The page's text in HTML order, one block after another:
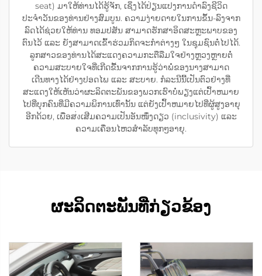
seat) ມາໃຫ້ທ່ານໄດ້ຮູ້ຈັກ, ເຊິ່ງໄດ້ປ່ຽນແປງການດຳລົງຊີວິດ
ປະຈຳວັນຂອງທ່ານຢ່າງສົມບູນ. ຄວາມງ່າຍດາຍໃນການຂຶ້ນ-ລົງຈາກ
ລົດໄດ້ຊ່ວຍໃຫ້ທ່ານ ທອມປສັນ ສາມາດຮັກສາອິດສະຫຼະພາບຂອງ
ຕົນໄວ້ ແລະ ຍັງສາມາດເຂົ້າຮ່ວມກິດຈະກຳຕ່າງໆ ໃນຊຸມຊົນຕໍ່ໄປໄດ້.
ລູກສາວຂອງທ່ານໄດ້ສະແດງຄວາມກະຕືລືມໃຈຢ່າງຫຼວງຫຼາຍຕໍ່
ຄວາມສະບາຍໃຈທີ່ເກີດຂື້ນຈາກການຮູ້ວ່າພໍ່ຂອງນາງສາມາດ
ເດີນທາງໄດ້ຢ່າງປອດໄພ ແລະ ສະບາຍ. ກໍລະນີນີ້ເປັນຕົວຢ່າງທີ່
ສະແດງໃຫ້ເຫັນວ່າຜະລິດຕະພັນຂອງພວກເຮົາບໍ່ພຽງແຕ່ເປົ້າຫມາຍ
ໄປທີ່ບຸກຄົນທີ່ມີຄວາມພິການເທົ່ານັ້ນ ແຕ່ຍັງເປົ້າຫມາຍໄປທີ່ຜູ້ສູງອາຍຸ
ອີກດ້ວຍ, ເພື່ອສ่งເສີມຄວາມເປັນອັນໜຶ່ງດຽວ (inclusivity) ແລະ
ຄວາມເຄື່ອນໄຫວສຳລັບທຸກໆອາຍຸ.
ຜະລິດຕະພັນທີ່ກ່ຽວຂ້ອງ